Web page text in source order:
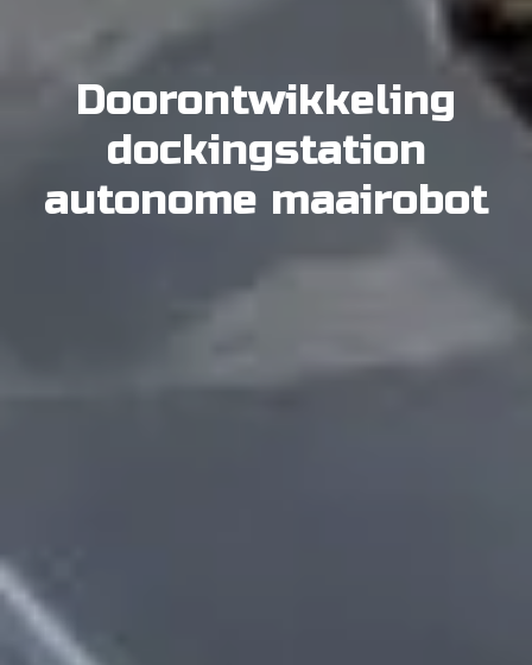
Doorontwikkeling
dockingstation
autonome maairobot